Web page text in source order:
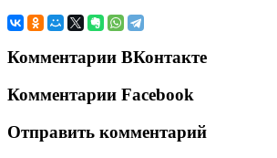
Комментарии ВКонтакте
Комментарии Facebook
Отправить комментарий